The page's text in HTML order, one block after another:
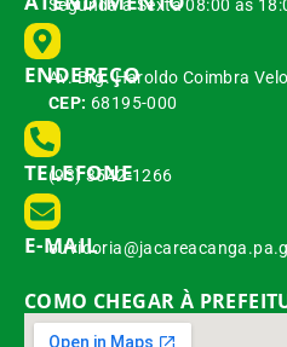
Segunda à Sexta 08:00 às
ENDEREÇO
Av. Brg. Haroldo Coimbra
CEP: 68195-000
TELEFONE
(93) 3542-1266
E-MAIL
COMO CHEGAR À